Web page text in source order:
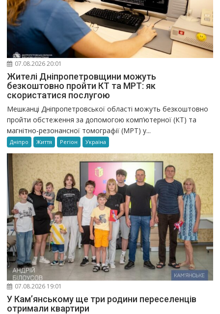
07.08.2026 20:01
Жителі Дніпропетровщини можуть
безкоштовно пройти КТ та МРТ: як
скористатися послугою
Мешканці Дніпропетровської області можуть безкоштовно
пройти обстеження за допомогою комп’ютерної (КТ) та
магнітно-резонансної томографії (МРТ) у...
Дніпро Життя Регіон Україна
07.08.2026 19:01
У Кам’янському ще три родини переселенців
отримали квартири